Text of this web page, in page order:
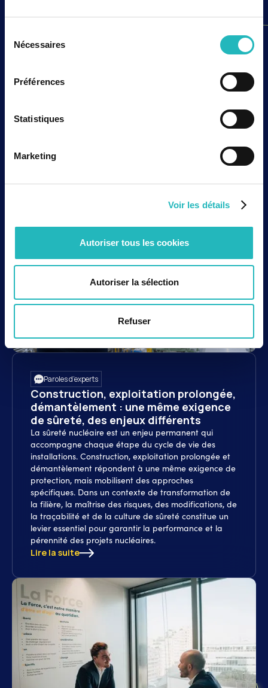
Nécessaires
Préférences
Statistiques
Marketing
Voir les détails
Autoriser tous les cookies
Autoriser la sélection
Refuser
Paroles d’experts
promesse technologique en
innovation industrialisable au service
Découvrez comment l'IA transforme les Life Sciences
en conciliant innovation, conformité réglementaire,
du parcours patient.
Lire la suite
Paroles d’experts
Construction, exploitation prolongée,
démantèlement : une même exigence
de sûreté, des enjeux différents
La sûreté nucléaire est un enjeu permanent qui
accompagne chaque étape du cycle de vie des
installations. Construction, exploitation prolongée et
démantèlement répondent à une même exigence de
protection, mais mobilisent des approches
spécifiques. Dans un contexte de transformation de
la filière, la maîtrise des risques, des modifications, de
la traçabilité et de la culture de sûreté constitue un
levier essentiel pour garantir la performance et la
pérennité des projets nucléaires.
Lire la suite